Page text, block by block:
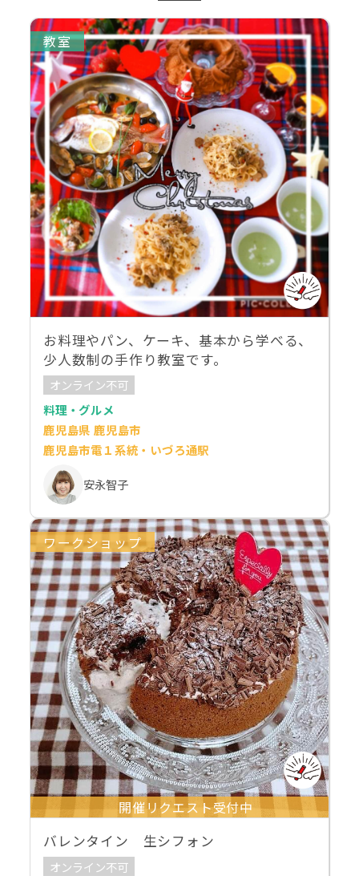
教室
お料理やパン、ケーキ、基本から学べる、
少人数制の手作り教室です。
オンライン不可
料理・グルメ
鹿児島県 鹿児島市
鹿児島市電１系統・いづろ通駅
安永智子
ワークショップ
開催リクエスト受付中
バレンタイン 生シフォン
オンライン不可